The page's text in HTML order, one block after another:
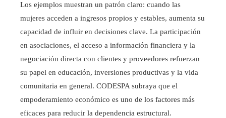
Los ejemplos muestran un patrón claro: cuando las
mujeres acceden a ingresos propios y estables, aumenta su
capacidad de influir en decisiones clave. La participación
en asociaciones, el acceso a información financiera y la
negociación directa con clientes y proveedores refuerzan
su papel en educación, inversiones productivas y la vida
comunitaria en general. CODESPA subraya que el
empoderamiento económico es uno de los factores más
eficaces para reducir la dependencia estructural.